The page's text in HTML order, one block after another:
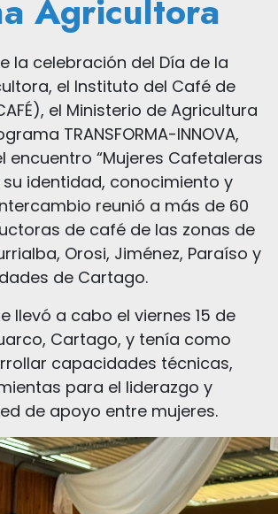
Agricultora
la celebración del Día de la
el Instituto del Café de
el Ministerio de Agricultura
TRANSFORMA-INNOVA,
encuentro “Mujeres Cafetaleras
identidad, conocimiento y
reunió a más de 60
de café de las zonas de
Orosi, Jiménez, Paraíso y
de Cartago.
llevó a cabo el viernes 15 de
Cartago, y tenía como
capacidades técnicas,
para el liderazgo y
de apoyo entre mujeres.